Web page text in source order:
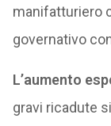
manifatturiero
governativo
L’aumento
gravi ricadute